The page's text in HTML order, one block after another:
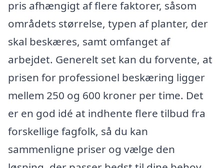
pris afhængigt af flere faktorer, såsom
områdets størrelse, typen af planter, der
skal beskæres, samt omfanget af
arbejdet. Generelt set kan du forvente, at
prisen for professionel beskæring ligger
mellem 250 og 600 kroner per time. Det
er en god idé at indhente flere tilbud fra
forskellige fagfolk, så du kan
sammenligne priser og vælge den